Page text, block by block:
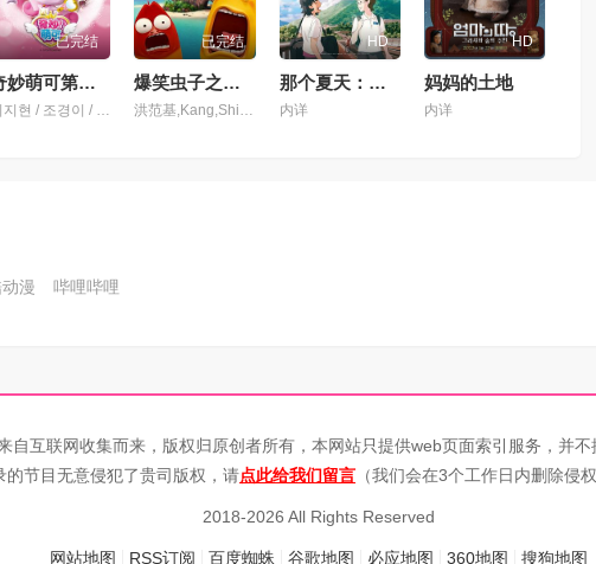
已完结
奇妙萌可第二季
이지현 / 조경이 / 신용우 / 严相贤 / 장예나 / 이보희 / 김은아 / 김현욱 / 김명준
已完结
爆笑虫子之冒险岛大电影
洪范基,Kang,Shi,Hyun,Eddy,Lee
HD
那个夏天：剧场版
内详
HD
妈妈的土地
内详
漫 哔哩哔哩
自互联网收集而来，版权归原创者所有，本网站只提供web页面索引服务，并
的节目无意侵犯了贵司版权，请点此给我们留言 （我们会在3个工作日内删除侵
2018-2026 All Rights Reserved
网站地图 RSS订阅 百度蜘蛛 谷歌地图 必应地图 360地图 搜狗地图